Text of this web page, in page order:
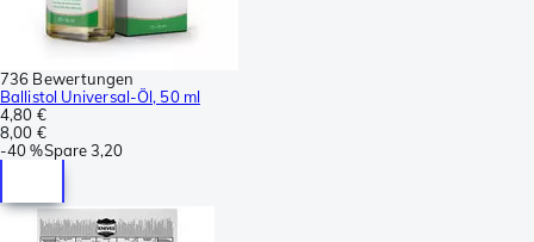
736 Bewertungen
Ballistol Universal-Öl, 50 ml
4,80 €
8,00 €
-40 %Spare3,20